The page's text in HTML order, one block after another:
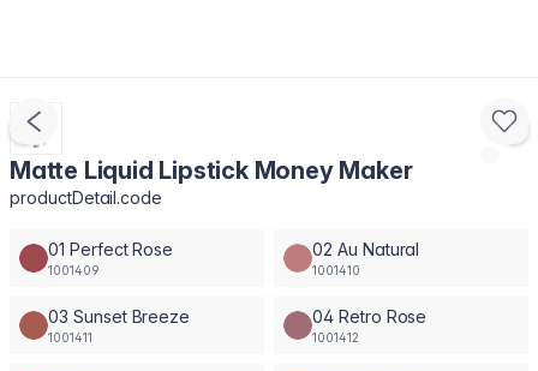
Matte Liquid Lipstick Money Maker
productDetail.code
01 Perfect Rose
1001409
02 Au Natural
1001410
03 Sunset Breeze
1001411
04 Retro Rose
1001412